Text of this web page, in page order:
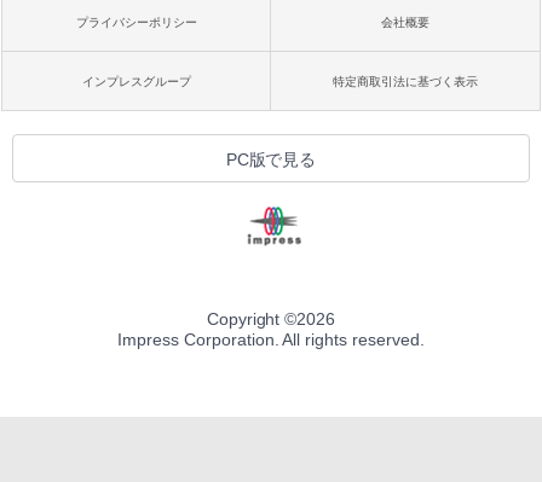
プライバシーポリシー 会社概要
インプレスグループ 特定商取引法に基づく表示
PC版で見る
Copyright ©2026
Impress Corporation. All rights reserved.